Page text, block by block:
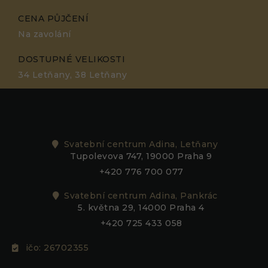
CENA PŮJČENÍ
Na zavolání
DOSTUPNÉ VELIKOSTI
34 Letňany, 38 Letňany
Svatební centrum Adina, Letňany
Tupolevova 747, 19000 Praha 9
+420 776 700 077
Svatební centrum Adina, Pankrác
5. května 29, 14000 Praha 4
+420 725 433 058
ičo: 26702355